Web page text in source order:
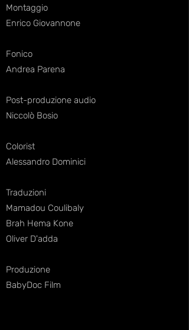
Montaggio
Enrico Giovannone
Fonico
Andrea Parena
Post-produzione audio
Niccolò Bosio
Colorist
Alessandro Dominici
Traduzioni
Mamadou Coulibaly
Brah Hema Kone
Oliver D'adda
Produzione
BabyDoc Film